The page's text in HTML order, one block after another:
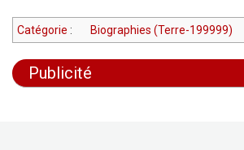
Catégorie : Biographies (Terre-199999)
Publicité